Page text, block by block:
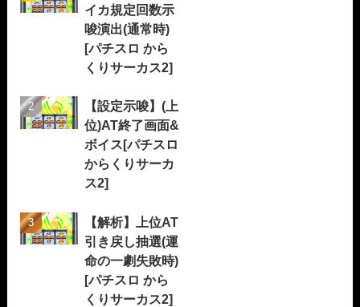
イカ規定回数示
唆演出(通常時)
[パチスロ から
くりサーカス2]
【設定示唆】(上
位)AT終了画面&
ボイス[パチスロ
からくりサーカ
ス2]
【解析】上位AT
引き戻し抽選(運
命の一劇失敗時)
[パチスロ から
くりサーカス2]